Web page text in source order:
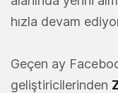
hızla devam
Geçen ay
geliştiricilerinden